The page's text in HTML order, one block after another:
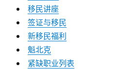
移民讲座
签证与移民
新移民福利
魁北克
紧缺职业列表